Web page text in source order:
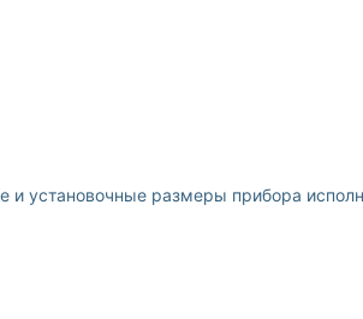
и установочные размеры прибора